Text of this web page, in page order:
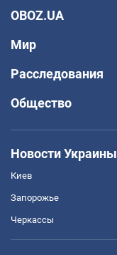
OBOZ.UA
Мир
Расследования
Общество
Новости Украины
Киев
Запорожье
Черкассы